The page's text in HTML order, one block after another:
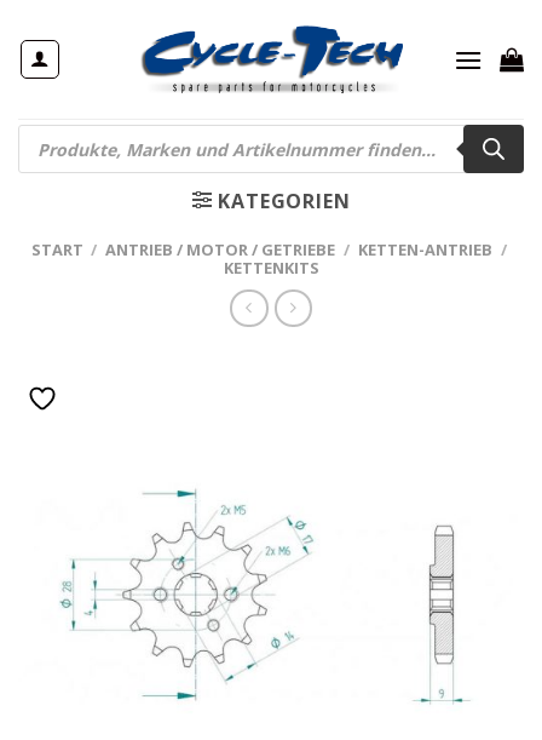
Inhalt
springen
Products
search
KATEGORIEN
START / ANTRIEB / MOTOR / GETRIEBE / KETTEN-ANTRIEB /
KETTENKITS